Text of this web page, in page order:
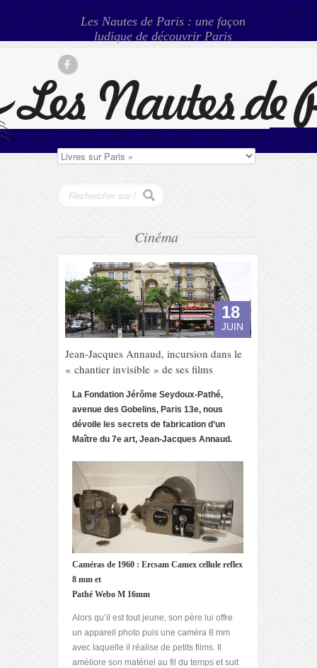
Les Nautes de Paris : une façon
ludique de découvrir Paris
Cinéma
18
JUIN
Jean-Jacques Annaud, incursion dans le
« chantier invisible » de ses films
La Fondation Jérôme Seydoux-Pathé,
avenue des Gobelins, Paris 13e, nous
dévoile les secrets de fabrication d’un
Maître du 7e art, Jean-Jacques Annaud.
Caméras de 1960 : Ercsam Camex cellule reflex
8 mm et
Pathé Webo M 16mm
Alors qu’il est tout jeune, son père lui offre
un appareil photo puis une caméra 8 mm
avec laquelle il réalise de petits films. Il
améliore son matériel au fil du temps et suit